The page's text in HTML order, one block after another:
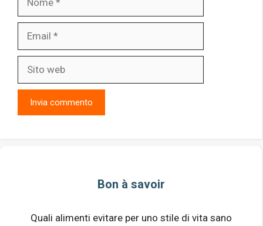
Bon à savoir
Quali alimenti evitare per uno stile di vita sano